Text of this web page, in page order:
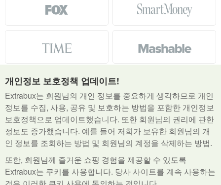
쇼핑몰 뉴 스토어
쿠폰
Extrabux란?
언론 보도 자료
문의하기
브라우저 확장기능
학생 혜택
도움말 & 문의하기
서비스 약관
개인정보취급방침
Do Not Sell My Personal Information
개인정보 보호정책 업데이트!
Extrabux는 회원님의 개인 정보를 중요하게 생각하므로 개인
정보를 수집, 사용, 공유 및 보호하는 방법을 포함한 개인정보
보호정책으로 업데이트했습니다. 또한 회원님의 권리에 관한
정보도 증가했습니다. 예를 들어 저희가 보유한 회원님의 개
인 정보를 조회하는 방법 및 회원님의 계정을 삭제하는 방법.
또한, 회원님께 즐거운 쇼핑 경험을 제공할 수 있도록
Extrabux는 쿠키를 사용합니다. 당사 사이트를 계속 사용하는